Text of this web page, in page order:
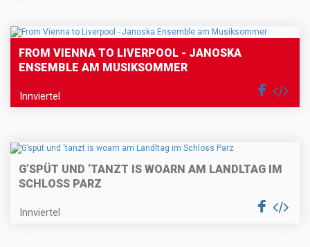
FROM VIENNA TO LIVERPOOL - JANOSKA
ENSEMBLE AM MUSIKSOMMER
Innviertel
G’SPÜT UND ‘TANZT IS WOARN AM LANDLTAG IM
SCHLOSS PARZ
Innviertel